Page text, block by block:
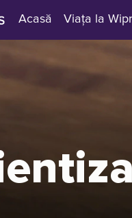
Acasă Viața la